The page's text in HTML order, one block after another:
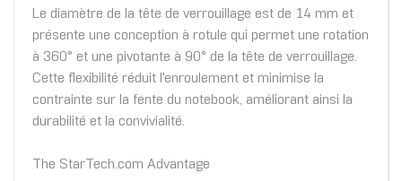
Le diamètre de la tête de verrouillage est de 14 mm et
présente une conception à rotule qui permet une rotation
à 360° et une pivotante à 90° de la tête de verrouillage.
Cette flexibilité réduit l'enroulement et minimise la
contrainte sur la fente du notebook, améliorant ainsi la
durabilité et la convivialité.
The StarTech.com Advantage